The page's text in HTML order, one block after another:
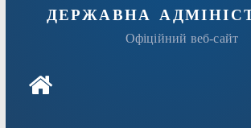
державна
Офіційний веб-сайт